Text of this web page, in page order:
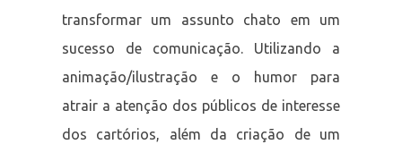
transformar um assunto chato em um
sucesso de comunicação. Utilizando a
animação/ilustração e o humor para
atrair a atenção dos públicos de interesse
dos cartórios, além da criação de um